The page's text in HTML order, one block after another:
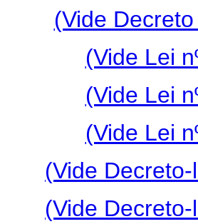
(Vide
(Vide Lei
(Vide Lei
(Vide Lei
(Vide
(Vide